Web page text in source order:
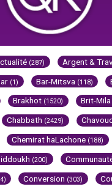
(287) Argent &
(1) Bar-Mitsva (118)
Brakhot (1520) Brit-Mila
Chabbath (2429)
Chemirat haLachone (188)
(200)
Conversion (303)